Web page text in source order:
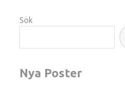
Sök
Nya Poster